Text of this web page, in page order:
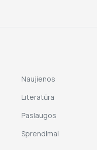
Naujienos
Literatūra
Paslaugos
Sprendimai